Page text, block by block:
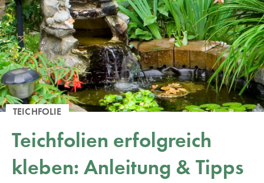
TEICHFOLIE
Teichfolien erfolgreich
kleben: Anleitung & Tipps